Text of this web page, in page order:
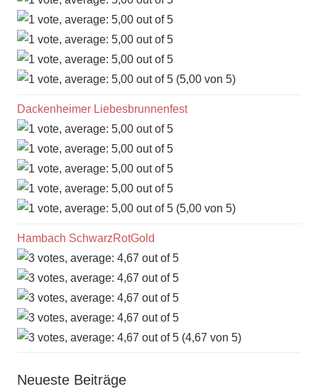
(5,00 von 5)
Dackenheimer Liebesbrunnenfest
(5,00 von 5)
Hambach SchwarzRotGold
(4,67 von 5)
Neueste Beiträge